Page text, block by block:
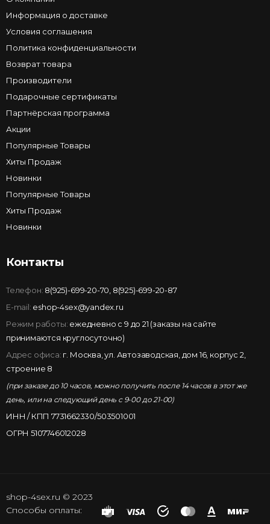
Информация о доставке
Условия соглашения
Политика конфиденциальности
Возврат товара
Производители
Подарочные сертификаты
Партнёрская программа
Акции
Популярные Товары
Хиты Продаж
Новинки
Популярные Товары
Хиты Продаж
Новинки
Контакты
Телефон: 8(925)-699-20-70 8(925)-699-20-87
E-mail: eshop-4sex@yandex.ru
Режим работы: ежедневно с 9 до 21 (заказы на сайте
принимаются круглосуточно)
Адрес офиса: г. Москва, ул. Автозаводская, дом 16, корпус 2,
строение 8
(при заказе до 10 часов, можно получить после 14 часов в этот же
день, или на следующий день с 9-00 до 21-00)
ИНН / КПП 7731662330/503501001
ОГРН 5107746012028
shop-4sex.ru © 2023
Способы оплаты: